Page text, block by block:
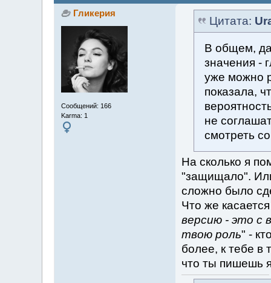
Гликерия
Сообщений: 166
Karma: 1
Цитата:
В общем,
значения -
уже можно
показала,
не
смотреть
На сколько я
"защищало". Или
сложно было
Что же
версию - это с
твою роль" -
более, к тебе в
что ты пишешь